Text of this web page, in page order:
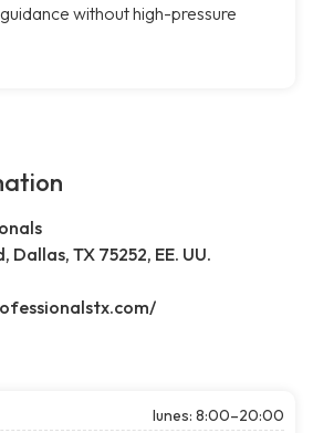
without high-pressure
Dallas, TX 75252, EE. UU.
lunes: 8:00–20:00